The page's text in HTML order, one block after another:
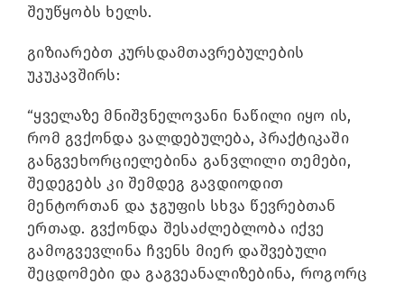
შეუწყობს ხელს.
გიზიარებთ კურსდამთავრებულების
უკუკავშირს:
“ყველაზე მნიშვნელოვანი ნაწილი იყო ის,
რომ გვქონდა ვალდებულება, პრაქტიკაში
განგვეხორციელებინა განვლილი თემები,
შედეგებს კი შემდეგ გავდიოდით
მენტორთან და ჯგუფის სხვა წევრებთან
ერთად. გვქონდა შესაძლებლობა იქვე
გამოგვევლინა ჩვენს მიერ დაშვებული
შეცდომები და გაგვეანალიზებინა, როგორც